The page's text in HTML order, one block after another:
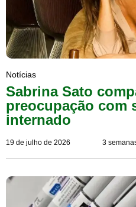
Notícias
Sabrina Sato
preocupação com
internado
19 de julho de 2026 3